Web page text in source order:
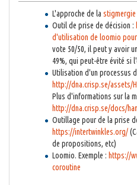
L'approche de la stigmergie
Outil de prise de décision :
d'utilisation de loomio pour
vote 50/50, il peut y avoir
49%, qui peut-être évité si
Utilisation d'un processus
http://dna.crisp.se/assets/
Plus d'informations sur la
http://dna.crisp.se/docs/
Outillage pour de la prise
https://intertwinkles.org/
de propositions, etc)
Loomio. Exemple : https://
coroutine